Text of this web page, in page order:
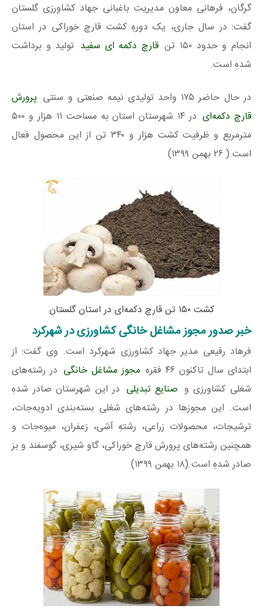
گرگان، فرهانی معاون مدیریت باغبانی جهاد کشاورزی گلستان
گفت: در سال جاری، یک دورهِ کشت قارچ خوراکی در استان
انجام و حدود ۱۵۰ تن
قارچ دکمه‌ ای سفید تولید و برداشت
شدهِ است.
در حال حاضر ۱۷۵ واحد تولیدی نیمه صنعتی و سنتی
پرورش
قارچ دکمه‌ای
در ۱۴ شهرستان استان به مساحت ۱۱ هزار و ۵۰۰
مترمربع و ظرفیت کشت هزار و ۳۴۰ تن از این محصول فعال
است.( ۲۶ بهمن ۱۳۹۹)
کشت ۱۵۰ تن قارچ دکمه‌ای در استان گلستان
خبر صدور مجوز مشاغل خانگی کشاورزی در شهرکرد
فرهاد رفیعی مدیر جهاد کشاورزی شهرکرد است. وی گفت: از
ابتدای سال تاکنون ۴۶ فقره
مجوز مشاغل خانگی در رشته‌های
شغلی کشاورزی و صنایع تبدیلی در این شهرستان صادر شدهِ
است. این مجوزها در رشته‌های شغلی بسته‌بندی ادویه‌جات،
ترشیجات، محصولات زراعی، رشتهِ آشی، زعفران، میوه‌جات و
همچنین رشته‌های پرورش قارچ خوراکی، گاو شیری، گوسفند و بز
صادر شدهِ است.(۱۸ بهمن ۱۳۹۹)